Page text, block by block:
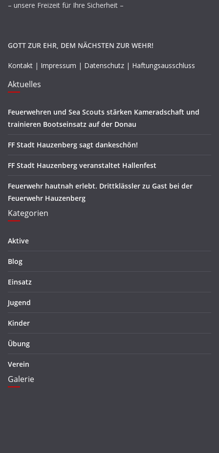
– unsere Freizeit für Ihre Sicherheit –
GOTT ZUR EHR, DEM NÄCHSTEN ZUR WEHR!
Kontakt | Impressum | Datenschutz | Haftungsausschluss
Aktuelles
Feuerwehren und Sea Scouts stärken Kameradschaft und
trainieren Bootseinsatz auf der Donau
FF Stadt Hauzenberg sagt dankeschön!
FF Stadt Hauzenberg veranstaltet Hallenfest
Feuerwehr hautnah erlebt. Drittklässler zu Gast bei der
Feuerwehr Hauzenberg
Kategorien
Aktive
Blog
Einsatz
Jugend
Kinder
Übung
Verein
Galerie